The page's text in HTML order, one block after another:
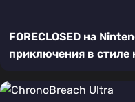
FORECLOSED на
приключения в стиле